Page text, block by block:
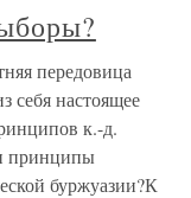
передовица
себя настоящее
к.-д.
принципы
буржуазии?К